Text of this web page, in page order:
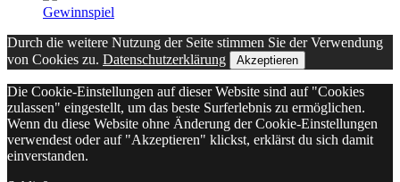
Gewinnspiel
Durch die weitere Nutzung der Seite stimmen Sie der Verwendung
von Cookies zu. Datenschutzerklärung Akzeptieren
Die Cookie-Einstellungen auf dieser Website sind auf "Cookies
zulassen" eingestellt, um das beste Surferlebnis zu ermöglichen.
Wenn du diese Website ohne Änderung der Cookie-Einstellungen
verwendest oder auf "Akzeptieren" klickst, erklärst du sich damit
einverstanden.